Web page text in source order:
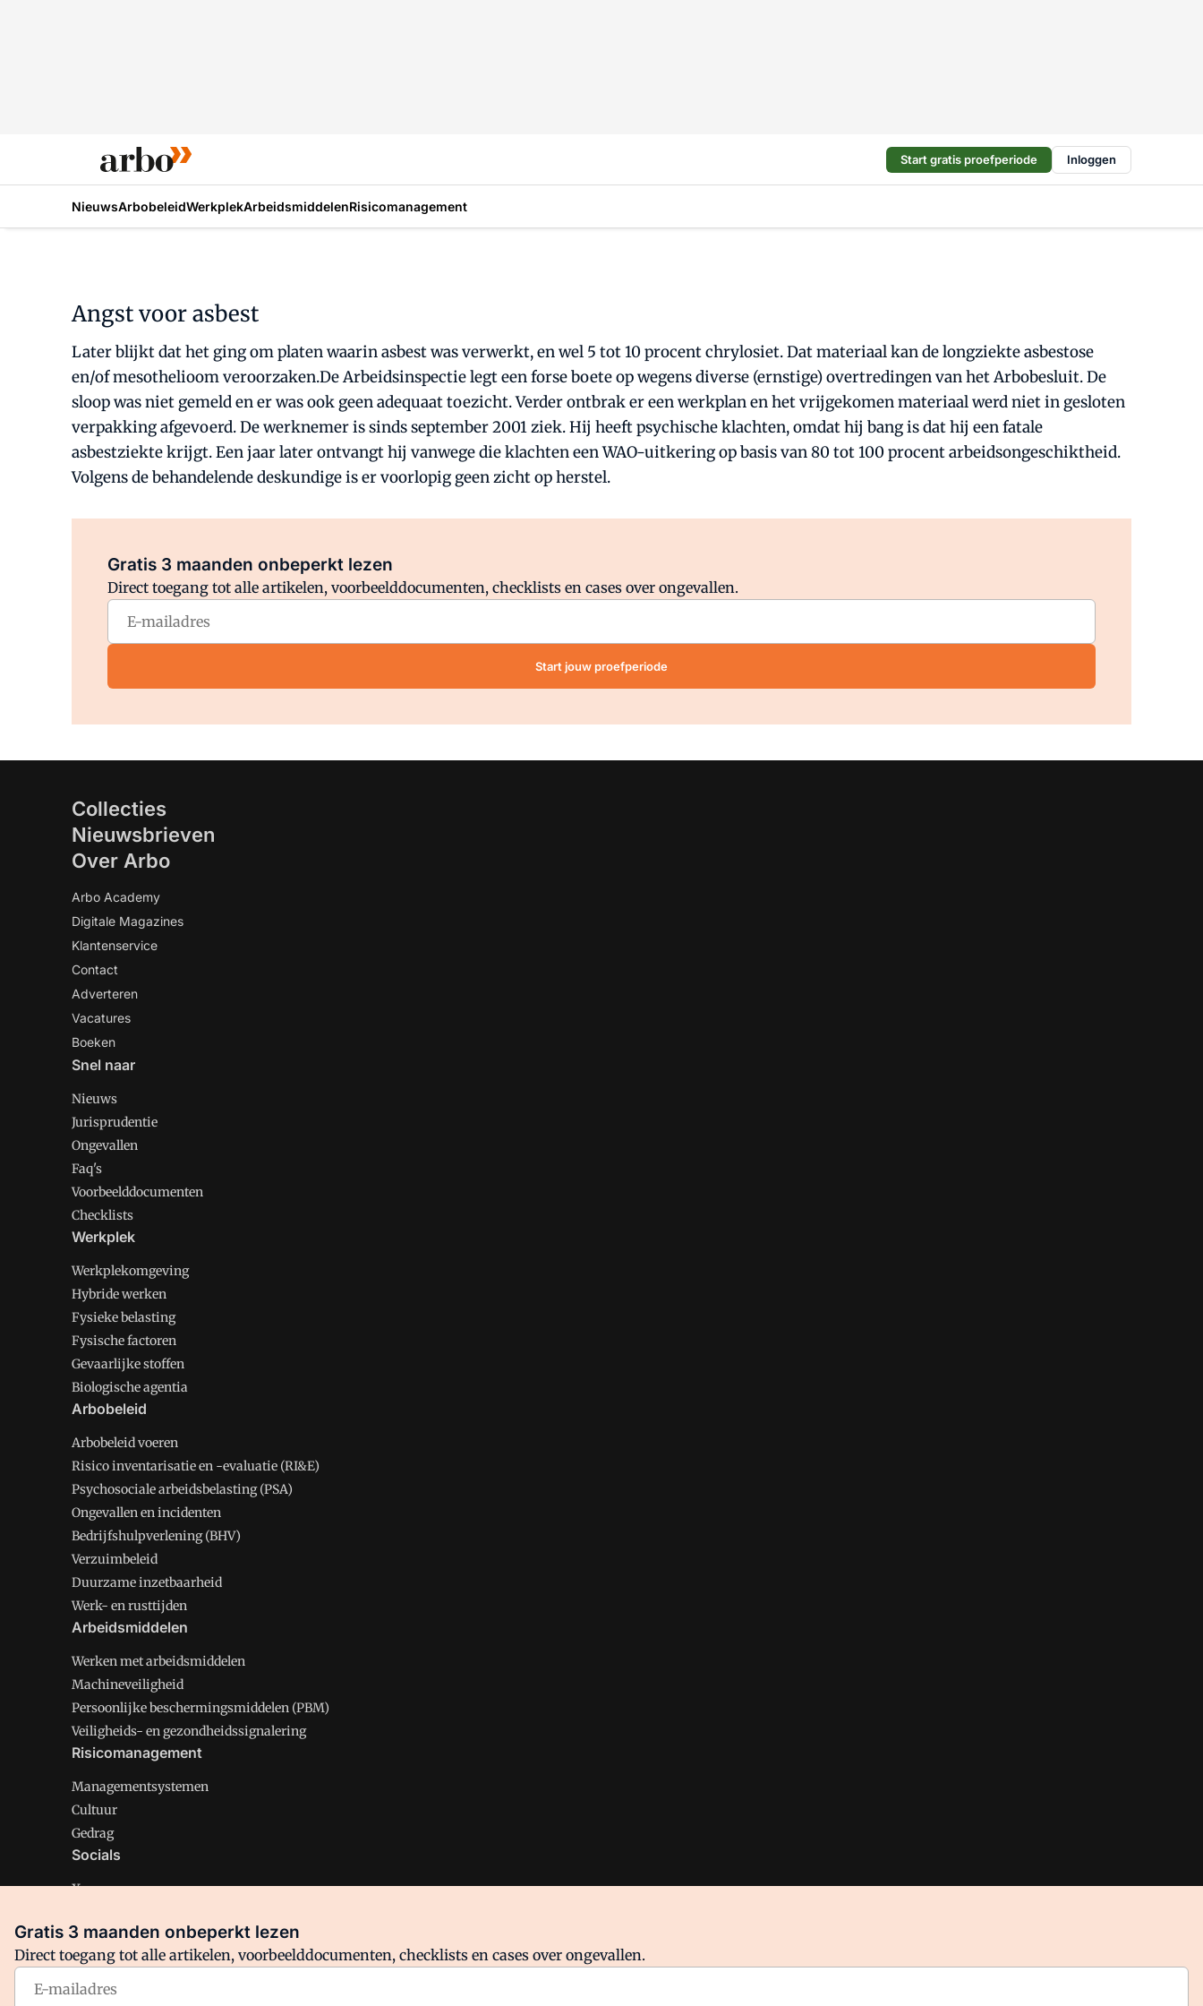
Start gratis proefperiode Inloggen
NieuwsArbobeleidWerkplekArbeidsmiddelenRisicomanagement
Angst voor asbest
Later blijkt dat het ging om platen waarin asbest was verwerkt, en wel 5 tot 10 procent chrylosiet. Dat materiaal kan de longziekte asbestose
en/of mesothelioom veroorzaken.De Arbeidsinspectie legt een forse boete op wegens diverse (ernstige) overtredingen van het Arbobesluit. De
sloop was niet gemeld en er was ook geen adequaat toezicht. Verder ontbrak er een werkplan en het vrijgekomen materiaal werd niet in gesloten
verpakking afgevoerd. De werknemer is sinds september 2001 ziek. Hij heeft psychische klachten, omdat hij bang is dat hij een fatale
asbestziekte krijgt. Een jaar later ontvangt hij vanwege die klachten een WAO-uitkering op basis van 80 tot 100 procent arbeidsongeschiktheid.
Volgens de behandelende deskundige is er voorlopig geen zicht op herstel.
Gratis 3 maanden onbeperkt lezen
Direct toegang tot alle artikelen, voorbeelddocumenten, checklists en cases over ongevallen.
Start jouw proefperiode
Collecties
Nieuwsbrieven
Over Arbo
Arbo Academy
Digitale Magazines
Klantenservice
Contact
Adverteren
Vacatures
Boeken
Snel naar
Nieuws
Jurisprudentie
Ongevallen
Faq's
Voorbeelddocumenten
Checklists
Werkplek
Werkplekomgeving
Hybride werken
Fysieke belasting
Fysische factoren
Gevaarlijke stoffen
Biologische agentia
Arbobeleid
Arbobeleid voeren
Risico inventarisatie en -evaluatie (RI&E)
Psychosociale arbeidsbelasting (PSA)
Ongevallen en incidenten
Bedrijfshulpverlening (BHV)
Verzuimbeleid
Duurzame inzetbaarheid
Werk- en rusttijden
Arbeidsmiddelen
Werken met arbeidsmiddelen
Machineveiligheid
Persoonlijke beschermingsmiddelen (PBM)
Veiligheids- en gezondheidssignalering
Risicomanagement
Managementsystemen
Cultuur
Gedrag
Socials
X
Facebook
Gratis 3 maanden onbeperkt lezen
Direct toegang tot alle artikelen, voorbeelddocumenten, checklists en cases over ongevallen.